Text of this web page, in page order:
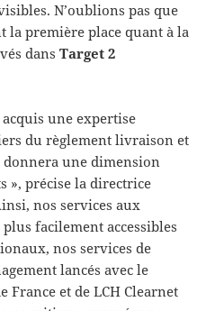
N’oublions pas que
la première place quant à la
dansTarget 2
acquis une expertise
du règlement livraison et
donnera une dimension
», précise la directrice
nos services aux
facilement accessibles
nos services de
lancés avec le
France et de LCH Clearnet